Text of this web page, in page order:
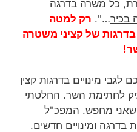
כל משרה בדרגה
בכיר…". רק למטה
של קציני משטרה
מינויים בדרגות קצין
לחתימת השר. החלטתי
שאני מחפש. המפכ"ל
בדרגה ומינויים חדשים.